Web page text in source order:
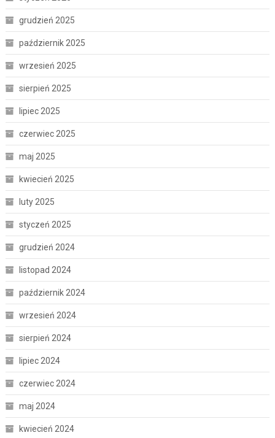
grudzień 2025
październik 2025
wrzesień 2025
sierpień 2025
lipiec 2025
czerwiec 2025
maj 2025
kwiecień 2025
luty 2025
styczeń 2025
grudzień 2024
listopad 2024
październik 2024
wrzesień 2024
sierpień 2024
lipiec 2024
czerwiec 2024
maj 2024
kwiecień 2024